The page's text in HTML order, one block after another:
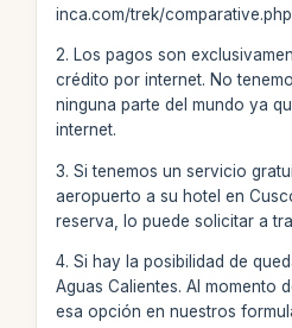
inca.com/trek/
2. Los pagos son
crédito por internet. No
ninguna parte del mundo ya
internet.
3. Si tenemos un servicio
aeropuerto a su hotel en
reserva, lo puede solicitar a
4. Si hay la posibilidad de
Aguas Calientes. Al momento
esa opción en nuestros